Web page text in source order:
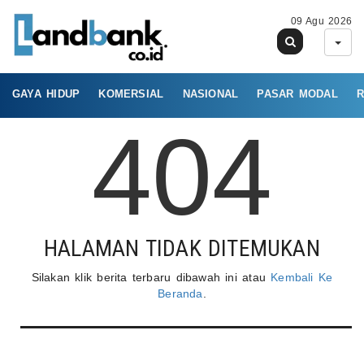
09 Agu 2026
GAYA HIDUP KOMERSIAL NASIONAL PASAR MODAL
404
HALAMAN TIDAK DITEMUKAN
Silakan klik berita terbaru dibawah ini atau Kembali Ke
Beranda